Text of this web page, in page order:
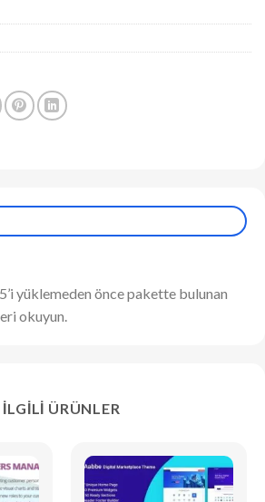
yüklemeden önce pakette bulunan
okuyun.
İLGILI ÜRÜNLER